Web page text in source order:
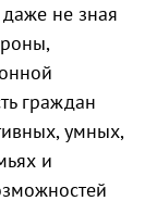
не зная
граждан
умных,
и